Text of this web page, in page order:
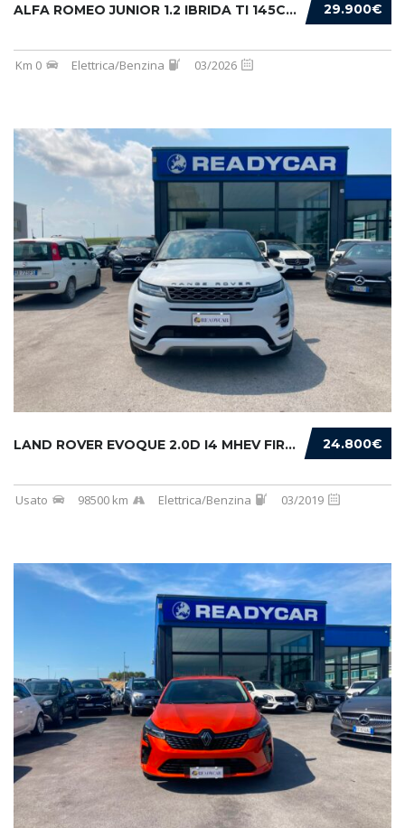
29.900€
ALFA ROMEO JUNIOR 1.2 IBRIDA TI 145CV EDCT6
Km 0 Elettrica/Benzina 03/2026
24.800€
LAND ROVER EVOQUE 2.0D I4 MHEV FIRST EDITION...
Usato 98500 km Elettrica/Benzina 03/2019